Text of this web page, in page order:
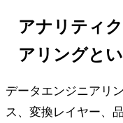
アナリティ
アリングと
データエンジニアリ
ス、変換レイヤー、